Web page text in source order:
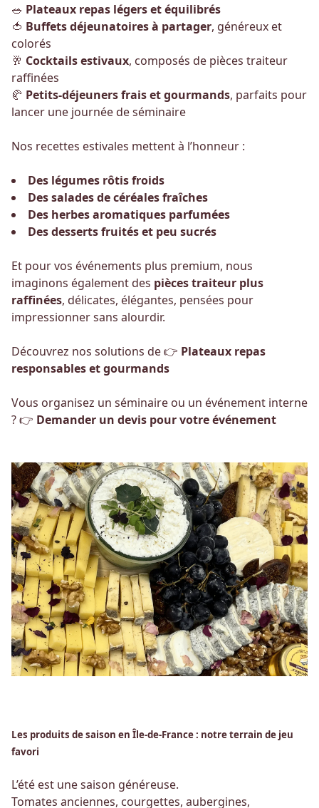
🥗 Plateaux repas légers et équilibrés
🍅 Buffets déjeunatoires à partager, généreux et
colorés
🥂 Cocktails estivaux, composés de pièces traiteur
raffinées
🥐 Petits-déjeuners frais et gourmands, parfaits pour
lancer une journée de séminaire
Nos recettes estivales mettent à l’honneur :
Des légumes rôtis froids
Des salades de céréales fraîches
Des herbes aromatiques parfumées
Des desserts fruités et peu sucrés
Et pour vos événements plus premium, nous
imaginons également des pièces traiteur plus
raffinées, délicates, élégantes, pensées pour
impressionner sans alourdir.
Découvrez nos solutions de 👉 Plateaux repas
responsables et gourmands
Vous organisez un séminaire ou un événement interne
? 👉 Demander un devis pour votre événement
Les produits de saison en Île-de-France : notre terrain de jeu
favori
L’été est une saison généreuse.
Tomates anciennes, courgettes, aubergines,